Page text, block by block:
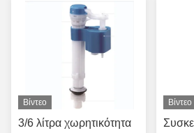
αποχέτευσης, σωλήνες
αποχέτευσης
Βίντεο
3/6 λίτρα χωρητικότητα
Βίντεο